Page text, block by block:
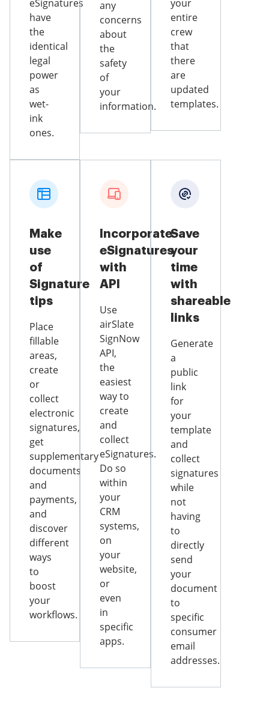
eSignatures
have
the
identical
legal
power
as
wet-
ink
ones.
any
concerns
about
the
safety
of
your
information.
your
entire
crew
that
there
are
updated
templates.
Make
use
of
Signature
tips
Place
fillable
areas,
create
or
collect
electronic
signatures,
get
supplementary
documents
and
payments,
and
discover
different
ways
to
boost
your
workflows.
Incorporate
eSignatures
with
API
Use
airSlate
SignNow
API,
the
easiest
way to
create
and
collect
eSignatures.
Do so
within
your
CRM
systems,
on
your
website,
or
even
in
specific
apps.
Save
your
time
with
shareable
links
Generate
a
public
link
for
your
template
and
collect
signatures
while
not
having
to
directly
send
your
document
to
specific
consumer
email
addresses.